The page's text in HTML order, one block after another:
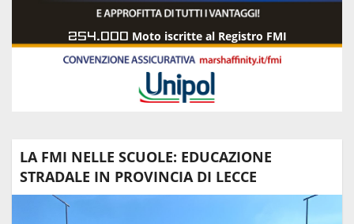
254.000 Moto iscritte al Registro FMI
LA FMI NELLE SCUOLE: EDUCAZIONE
STRADALE IN PROVINCIA DI LECCE